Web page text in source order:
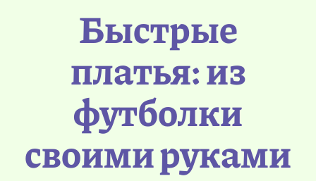
Быстрые
платья: из
футболки
своими руками